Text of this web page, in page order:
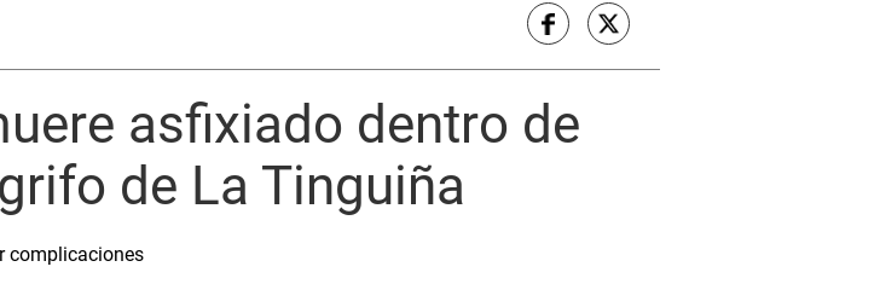
asfixiado dentro de
de La Tinguiña
complicaciones